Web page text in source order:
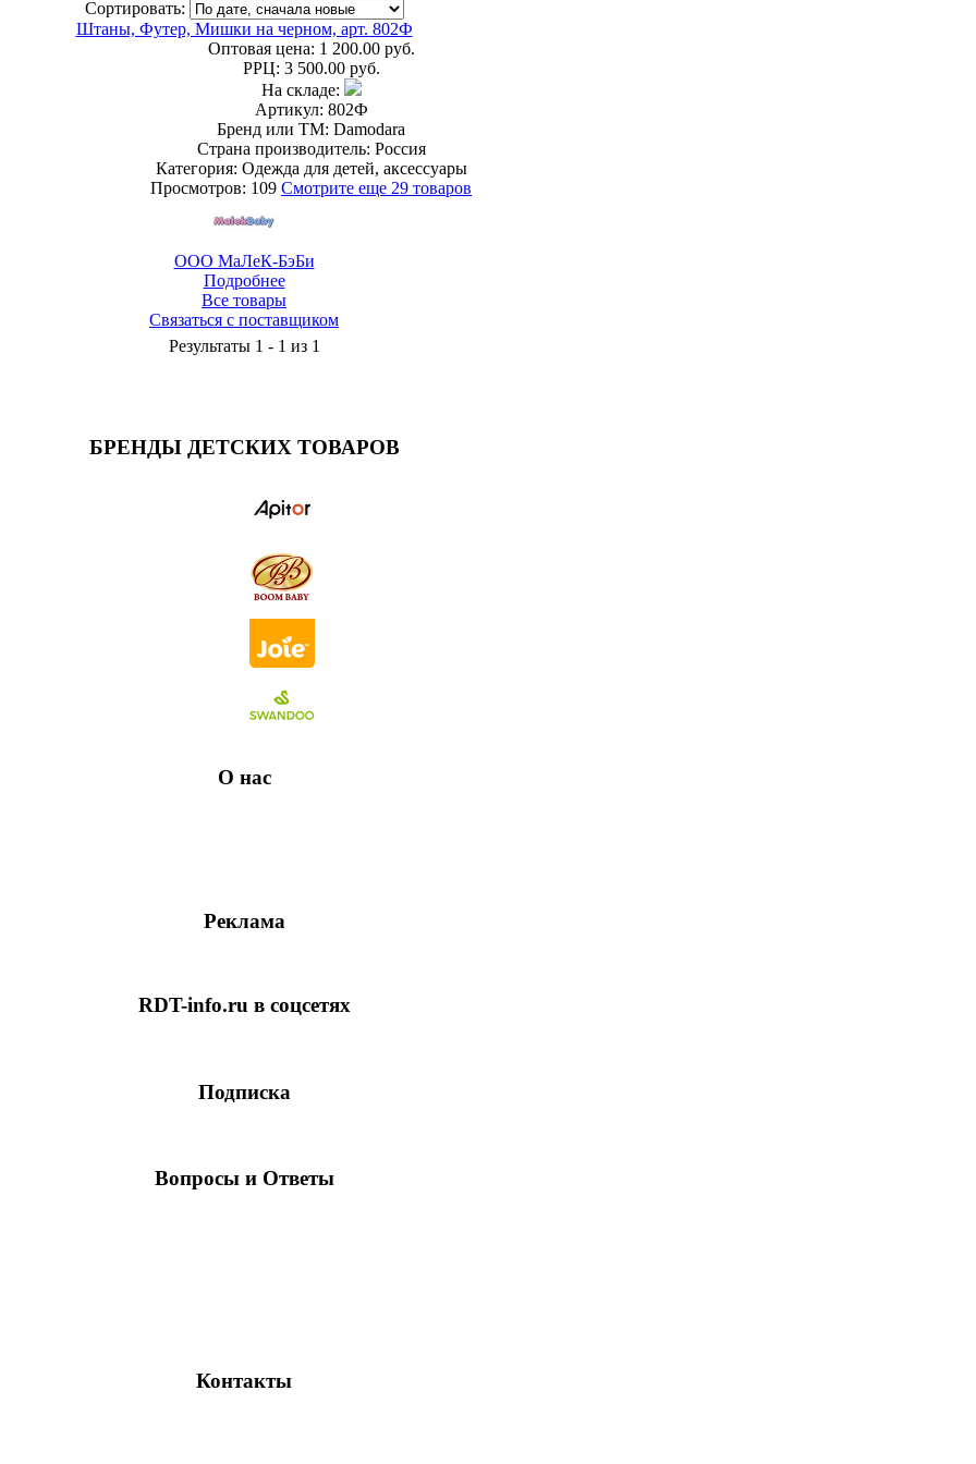
Сортировать:
Штаны, Футер, Мишки на черном, арт. 802Ф
Оптовая цена: 1 200.00 руб.
РРЦ: 3 500.00 руб.
На складе:
Артикул: 802Ф
Бренд или ТМ: Damodara
Страна производитель: Россия
Категория: Одежда для детей, аксессуары
Просмотров: 109 Смотрите еще 29 товаров
ООО МаЛеК-БэБи
Подробнее
Все товары
Связаться с поставщиком
Результаты 1 - 1 из 1
БРЕНДЫ ДЕТСКИХ ТОВАРОВ
О нас
Реклама
RDT-info.ru в соцсетях
Подписка
Вопросы и Ответы
Контакты